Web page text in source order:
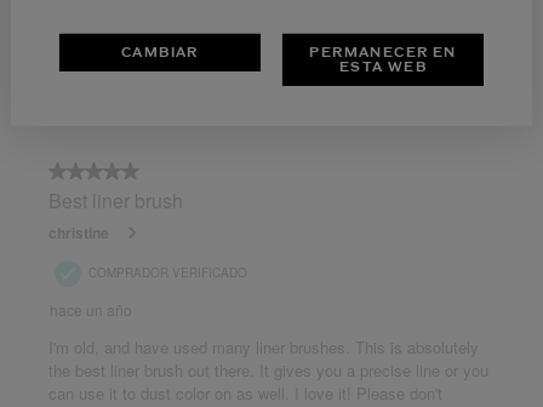
CAMBIAR
PERMANECER EN
ESTA WEB